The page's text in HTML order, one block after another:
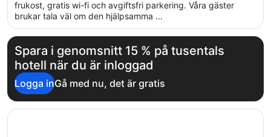
5
frukost, gratis wi-fi och avgiftsfri parkering. Våra gäster
brukar tala väl om den hjälpsamma ...
Spara i genomsnitt 15 % på tusentals
hotell när du är inloggad
Logga inGå med nu, det är gratis
Öppnas i ett nytt fönster
Hotel ILUNION Hacienda de Mijas